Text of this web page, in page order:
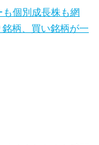
個別成長株も網
柄、買い銘柄が一